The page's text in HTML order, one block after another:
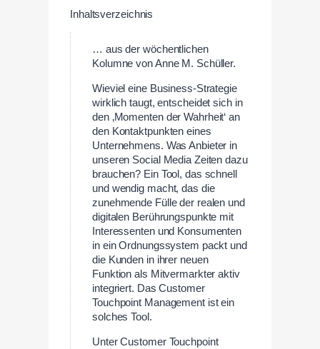
Inhaltsverzeichnis
… aus der wöchentlichen
Kolumne von Anne M. Schüller.
Wieviel eine Business-Strategie
wirklich taugt, entscheidet sich in
den ‚Momenten der Wahrheit‘ an
den Kontaktpunkten eines
Unternehmens. Was Anbieter in
unseren Social Media Zeiten dazu
brauchen? Ein Tool, das schnell
und wendig macht, das die
zunehmende Fülle der realen und
digitalen Berührungspunkte mit
Interessenten und Konsumenten
in ein Ordnungssystem packt und
die Kunden in ihrer neuen
Funktion als Mitvermarkter aktiv
integriert. Das Customer
Touchpoint Management ist ein
solches Tool.
Unter Customer Touchpoint